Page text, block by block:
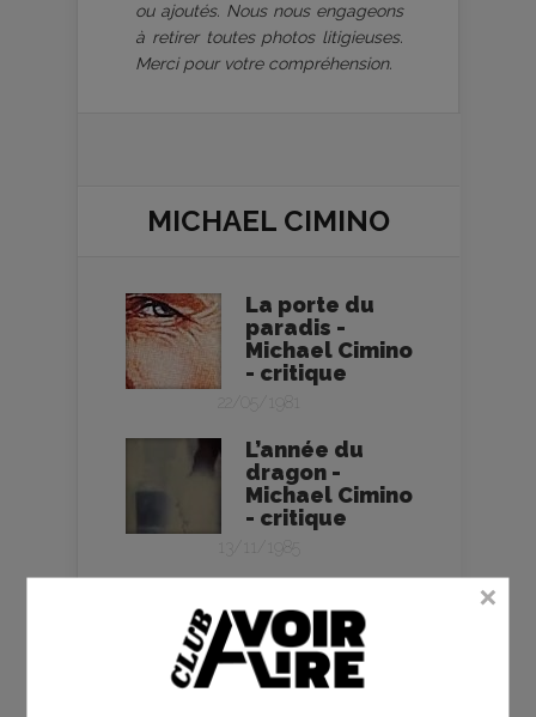
ou ajoutés. Nous nous engageons
à retirer toutes photos litigieuses.
Merci pour votre compréhension.
MICHAEL CIMINO
La porte du
paradis -
Michael Cimino
- critique
22/05/1981
L’année du
dragon -
Michael Cimino
- critique
13/11/1985
bout de l’enfer
- Michael
Cimino -
critique